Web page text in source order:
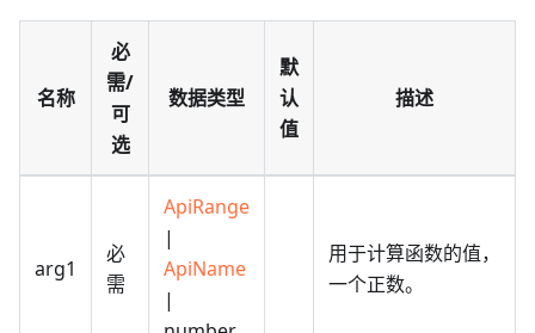
名称
必
需/
可
选
数据类型
默
认
值
描述
arg1
必
需
ApiRange
|
ApiName
|
用于计算函数的值，
一个正数。